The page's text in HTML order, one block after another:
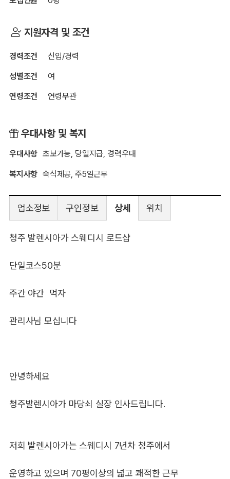
지원자격 및 조건
경력조건 신입/경력
성별조건 여
연령조건 연령무관
우대사항 및 복지
우대사항 초보가능, 당일지급, 경력우대
복지사항 숙식제공, 주5일근무
업소정보 구인정보 상세 위치
청주 발렌시아가 스웨디시 로드샵
단일코스50분
주간 야간 먹자
관리사님 모십니다
안녕하세요
청주발렌시아가 마당쇠 실장 인사드립니다.
저희 발렌시아가는 스웨디시 7년차 청주에서
운영하고 있으며 70평이상의 넓고 쾌적한 근무